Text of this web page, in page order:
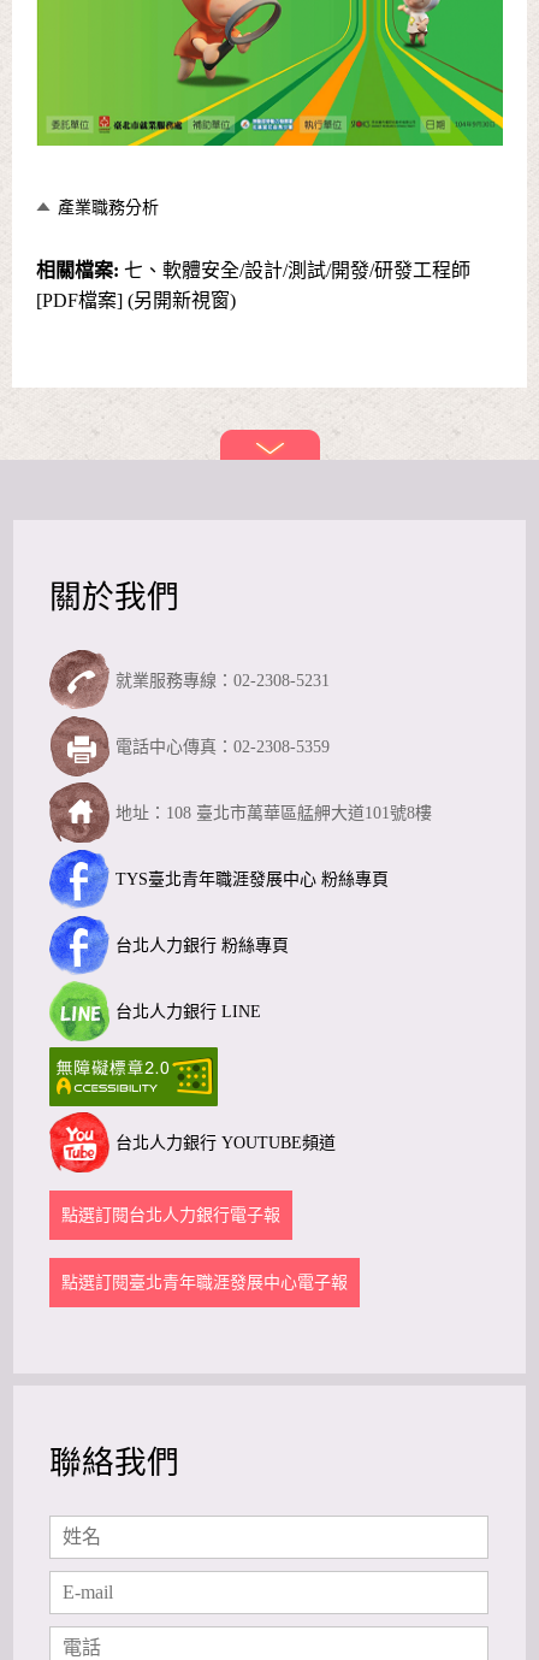
產業職務分析
相關檔案: 七、軟體安全/設計/測試/開發/研發工程師
[PDF檔案] (另開新視窗)
關於我們
就業服務專線：02-2308-5231
TYS臺北青年職涯發展中心 粉絲專頁
電話中心傳真：02-2308-5359
台北人力銀行 粉絲專頁
地址：108 臺北市萬華區艋舺大道101號8樓
台北人力銀行 LINE
台北人力銀行 YOUTUBE頻道
點選訂閱台北人力銀行電子報
點選訂閱臺北青年職涯發展中心電子報
聯絡我們